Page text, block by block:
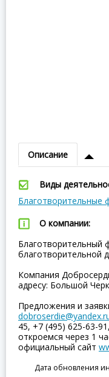
Описание
Виды
Благотворительные
О компании:
Благотворительный
благотворительной
Компания
адресу: Большой
Предложения и
45, +7 (495) 625-63-
откроемся через 1
официальный сайт
Дата обновления